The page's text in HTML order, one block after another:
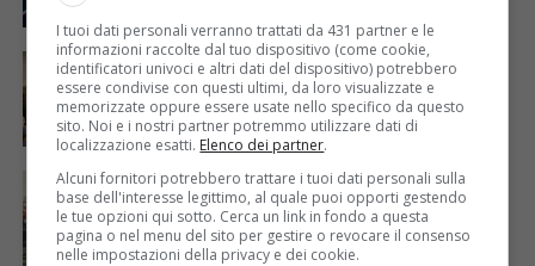
ECONOMIA & LAVORO 2 anni fa
Salute, accordo per sbloccare le risorse
per i pediatri di libera scelta
REGIONE FVG 2 anni fa
Andos Udine dona un ecografo portatile al
reparto Medicina d’urgenza dell’ospedale
I tuoi dati personali verranno trattati da 431 partner e le
informazioni raccolte dal tuo dispositivo (come cookie,
identificatori univoci e altri dati del dispositivo) potrebbero
essere condivise con questi ultimi, da loro visualizzate e
memorizzate oppure essere usate nello specifico da questo
sito. Noi e i nostri partner potremmo utilizzare dati di
localizzazione esatti. Elenco dei partner.
Alcuni fornitori potrebbero trattare i tuoi dati personali sulla
base dell'interesse legittimo, al quale puoi opporti gestendo
le tue opzioni qui sotto. Cerca un link in fondo a questa
pagina o nel menu del sito per gestire o revocare il consenso
nelle impostazioni della privacy e dei cookie.